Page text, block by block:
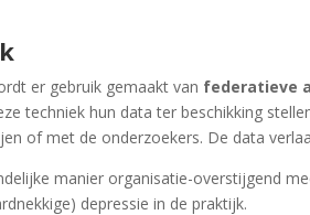
er gebruik gemaakt van federatieve
techniek hun data ter beschikking
of met de onderzoekers. De data
manier organisatie-overstijgend
depressie in de praktijk.